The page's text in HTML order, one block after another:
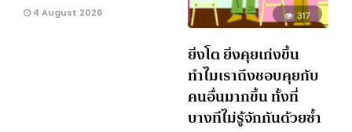
4 August 2026 317
ยิ่งโต ยิ่งคุยเก่งขึ้น
ทำไมเราถึงชอบคุยกับ
คนอื่นมากขึ้น ทั้งที่
บางทีไม่รู้จักกันด้วยซ้ำ